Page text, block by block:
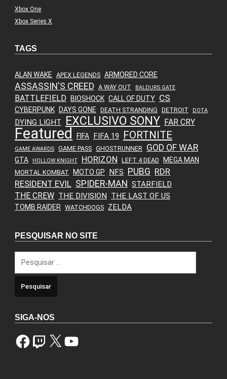
Xbox One
Xbox Series X
TAGS
ALAN WAKE APEX LEGENDS ARMORED CORE
ASSASSIN'S CREED A WAY OUT BALDURS GATE
BATTLEFIELD BIOSHOCK CALL OF DUTY CS
CYBERPUNK DAYS GONE DEATH STRANDING DETROIT DOTA
DYING LIGHT EXCLUSIVO SONY FAR CRY
Featured FIFA FIFA 19 FORTNITE
GAME AWARDS GAME PASS GHOSTRUNNER GOD OF WAR
GTA HOLLOW KNIGHT HORIZON LEFT 4 DEAD MEGA MAN
MORTAL KOMBAT MOTO GP NFS PUBG RDR
RESIDENT EVIL SPIDER-MAN STARFIELD
THE CREW THE DIVISION THE LAST OF US
TOMB RAIDER WATCHDOGS ZELDA
PESQUISAR NO SITE
por:
SIGA-NOS
FacebookTwitch X YouTube